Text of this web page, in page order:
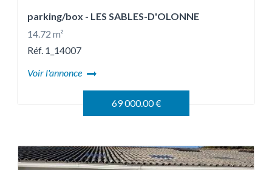
parking/box - LES SABLES-D'OLONNE
14.72 m²
Réf. 1_14007
Voir l'annonce
69 000.00 €